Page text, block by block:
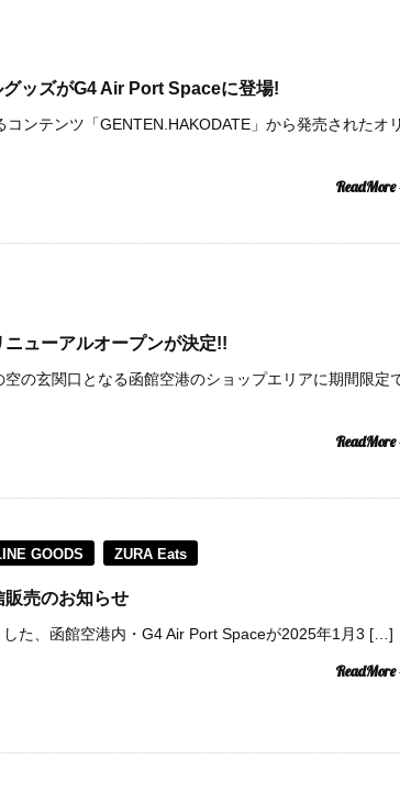
ッズがG4 Air Port Spaceに登場!
ンテンツ「GENTEN.HAKODATE」から発売されたオ
ReadMore
ューアルオープンが決定!!
の玄関口となる函館空港のショップエリアに期間限定
ReadMore
GOODS ZURA Eats
売のお知らせ
た、函館空港内・G4 Air Port Spaceが2025年1月3 […]
ReadMore